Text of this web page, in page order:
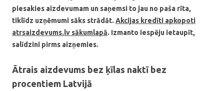
piesakies aizdevumam un saņemsi to jau no paša rīta,
tiklīdz uzņēmumi sāks strādāt. Akcijas kredīti apkopoti
atrsaizdevums.lv sākumlapā. Izmanto iespēju ietaupīt,
salīdzini pirms aizņemies.
Ātrais aizdevums bez ķīlas naktī bez
procentiem Latvijā